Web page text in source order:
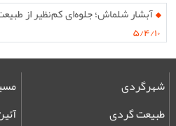
آبشار شلماش؛ جلوه‌ای کم‌نظیر از
۵/۴/۱۰
شهرگردی
طبیعت گردی